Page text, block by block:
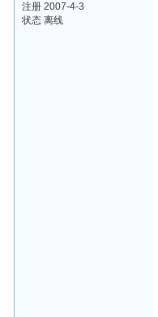
注册 2007-4-3
状态 离线